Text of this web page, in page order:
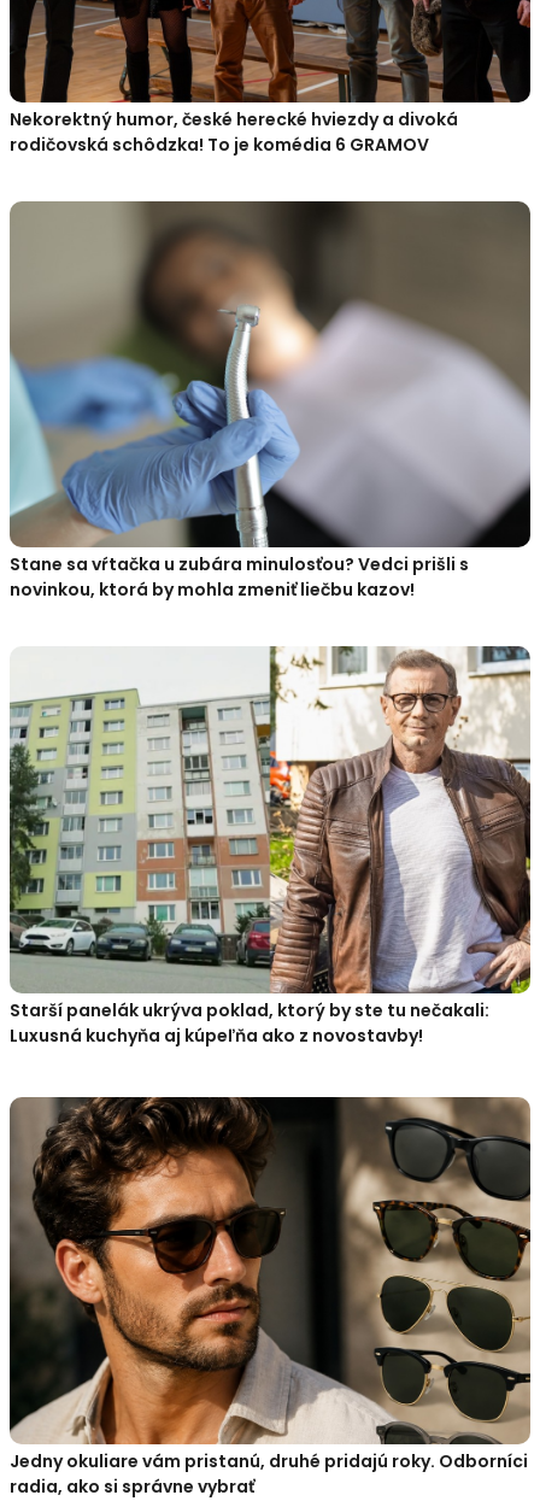
Nekorektný humor, české herecké hviezdy a divoká
rodičovská schôdzka! To je komédia 6 GRAMOV
Stane sa vŕtačka u zubára minulosťou? Vedci prišli s
novinkou, ktorá by mohla zmeniť liečbu kazov!
Starší panelák ukrýva poklad, ktorý by ste tu nečakali:
Luxusná kuchyňa aj kúpeľňa ako z novostavby!
Jedny okuliare vám pristanú, druhé pridajú roky. Odborníci
radia, ako si správne vybrať